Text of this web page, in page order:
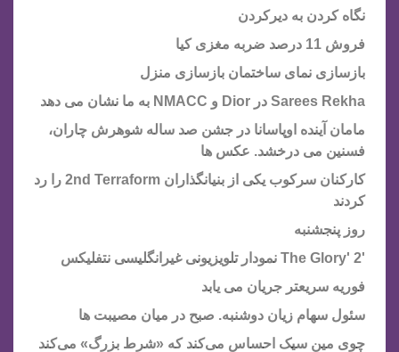
نگاه کردن به دیرکردن
فروش 11 درصد ضربه مغزی کیا
بازسازی نمای ساختمان بازسازی منزل
Sarees Rekha در Dior و NMACC به ما نشان می دهد
مامان آینده اوپاسانا در جشن صد ساله شوهرش چاران،
فسنین می درخشد. عکس ها
کارکنان سرکوب یکی از بنیانگذاران 2nd Terraform را رد
کردند
روز پنجشنبه
فوریه سریعتر جریان می یابد
سئول سهام زیان دوشنبه. صبح در میان مصیبت ها
چوی مین سیک احساس می‌کند که «شرط بزرگ» می‌کند